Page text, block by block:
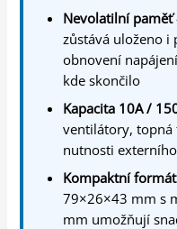
Nevolatilní paměť
zůstává uloženo
obnovení
kde skončilo
Kapacita 10A /
ventilátory, topná
nutnosti
Kompaktní
79×26×43 mm s
mm umožňují